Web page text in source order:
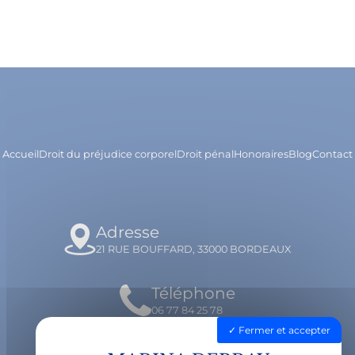
AccueilDroit du préjudice corporelDroit pénalHonorairesBlogContact
Adresse
21 RUE BOUFFARD, 33000 BORDEAUX
Téléphone
06 77 84 25 78
Fermer et accepter